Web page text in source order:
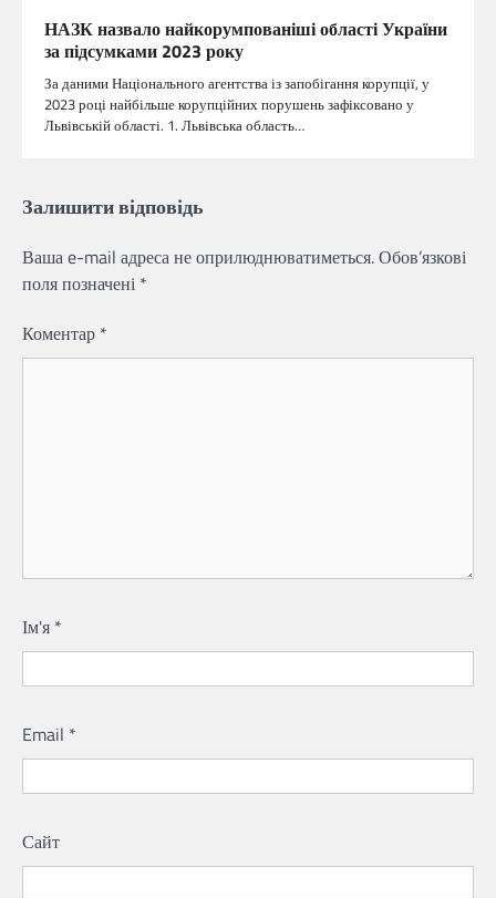
НАЗК назвало найкорумпованіші області України
за підсумками 2023 року
За даними Національного агентства із запобігання корупції, у
2023 році найбільше корупційних порушень зафіксовано у
Львівській області. 1. Львівська область…
Залишити відповідь
Ваша e-mail адреса не оприлюднюватиметься.Обов’язкові
поля позначені *
Коментар *
Ім'я *
Email *
Сайт